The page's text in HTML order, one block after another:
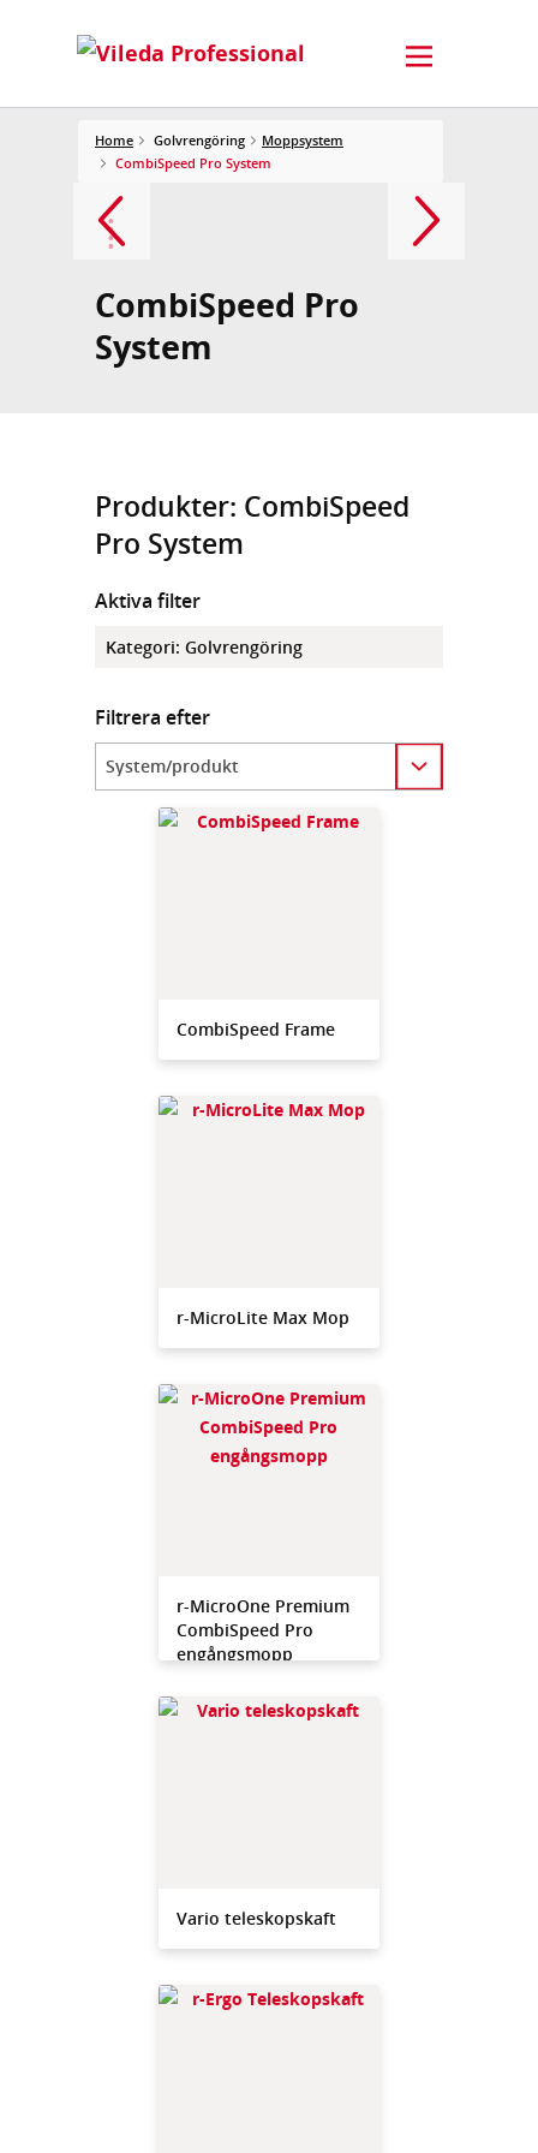
Home Golvrengöring
Moppsystem
CombiSpeed Pro System
CombiSpeed Pro
System
Produkter: CombiSpeed
Pro System
Aktiva filter
Kategori: Golvrengöring
Filtrera efter
Category
CombiSpeed Frame
r-MicroLite Max Mop
r-MicroOne Premium
CombiSpeed Pro
engångsmopp
Vario teleskopskaft